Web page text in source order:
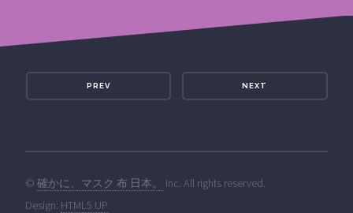
PREV NEXT
© 確かに、マスク 布 日本。
Inc. All rights reserved.
Design: HTML5 UP